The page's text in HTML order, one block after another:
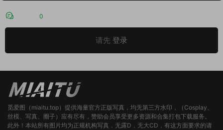
0
请先 登录
觅爱图（miaitu.top）提供海量官方正版写真，均无第三方水印，（Cosplay、
丝模、写真、圈子）应有尽有，赞助会员享受更多资源和合集打包下载服务。
此外！本站所有图片均为正规机构写真，无露D，无大CD，有这方面要求的请